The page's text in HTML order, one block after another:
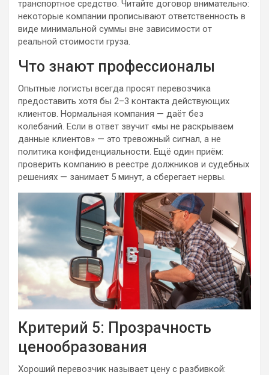
транспортное средство. Читайте договор внимательно:
некоторые компании прописывают ответственность в
виде минимальной суммы вне зависимости от
реальной стоимости груза.
Что знают профессионалы
Опытные логисты всегда просят перевозчика
предоставить хотя бы 2–3 контакта действующих
клиентов. Нормальная компания — даёт без
колебаний. Если в ответ звучит «мы не раскрываем
данные клиентов» — это тревожный сигнал, а не
политика конфиденциальности. Ещё один приём:
проверить компанию в реестре должников и судебных
решениях — занимает 5 минут, а сберегает нервы.
Критерий 5: Прозрачность
ценообразования
Хороший перевозчик называет цену с разбивкой: